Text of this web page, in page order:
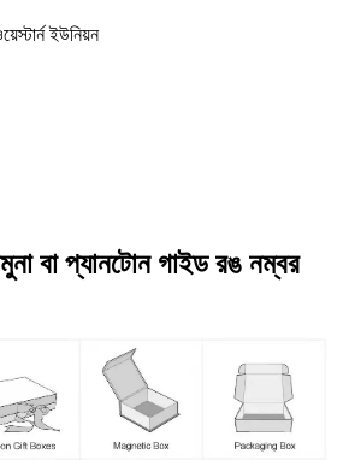
ইউনিয়ন
বা প্যানটোন গাইড রঙ নম্বর